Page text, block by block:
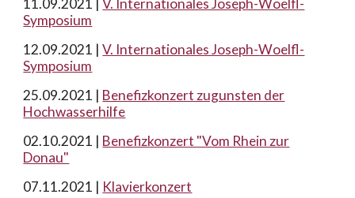
11.09.2021 |V. Internationales Joseph-Woelfl-
Symposium
12.09.2021 |V. Internationales Joseph-Woelfl-
Symposium
25.09.2021 | Benefizkonzert zugunsten der
Hochwasserhilfe
02.10.2021 | Benefizkonzert "Vom Rhein zur
Donau"
07.11.2021 | Klavierkonzert